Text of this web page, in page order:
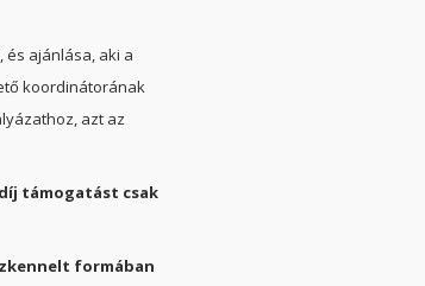
ajánlása, aki a
koordinátorának
azt az
támogatást csak
formában